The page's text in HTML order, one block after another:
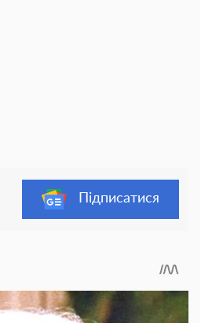
Підписатися